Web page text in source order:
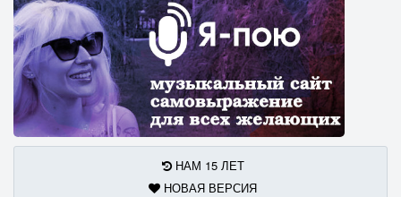
НАМ 15 ЛЕТ
НОВАЯ ВЕРСИЯ